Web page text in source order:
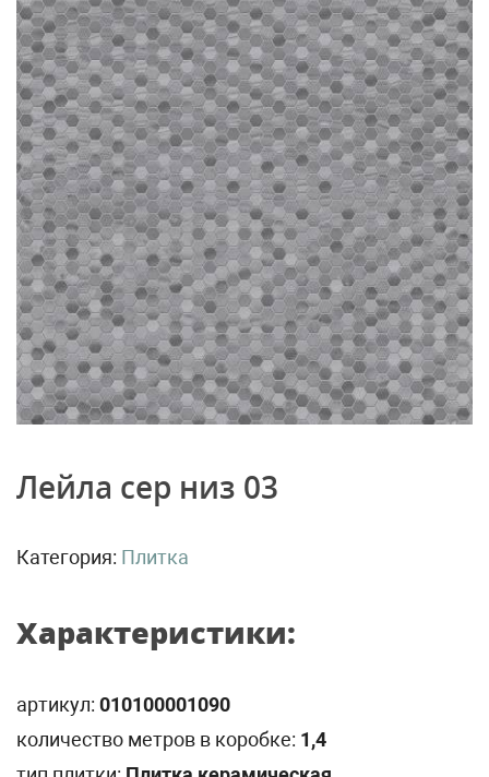
Лейла сер низ 03
Категория: Плитка
Характеристики:
артикул: 010100001090
количество метров в коробке: 1,4